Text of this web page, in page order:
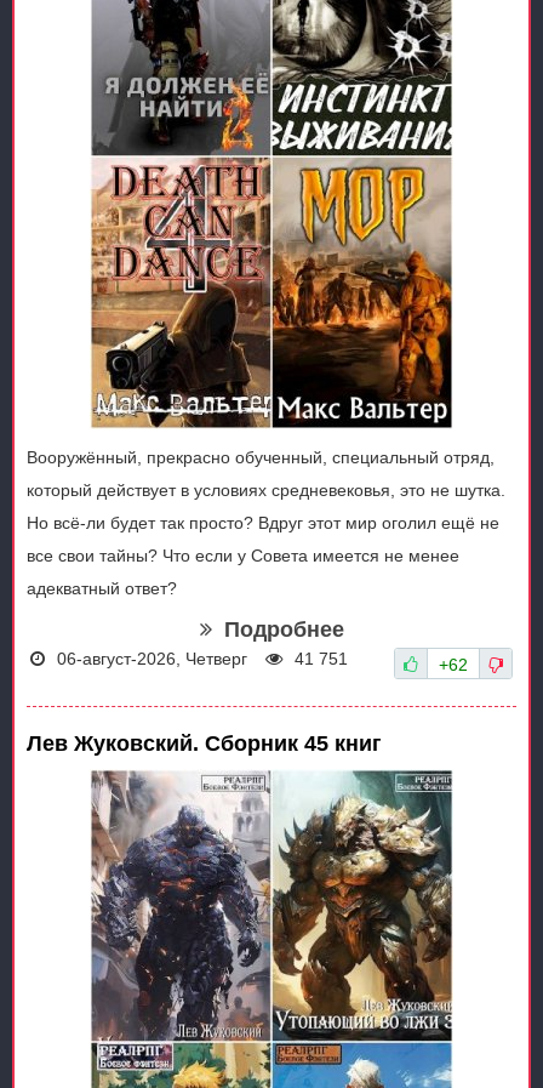
Вооружённый, прекрасно обученный, специальный отряд,
который действует в условиях средневековья, это не шутка.
Но всё-ли будет так просто? Вдруг этот мир оголил ещё не
все свои тайны? Что если у Совета имеется не менее
адекватный ответ?
Подробнее
06-август-2026, Четверг 41 751 +62
Лев Жуковский. Сборник 45 книг